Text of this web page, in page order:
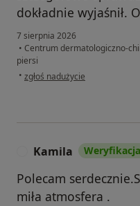
dokładnie wyjaśnił.
7 sierpnia 2026
• Centrum dermatologiczno-
piersi
• w opinii użytkownika Iga
zgłoś nadużycie
Kamila
Polecam
miła atmosfera .